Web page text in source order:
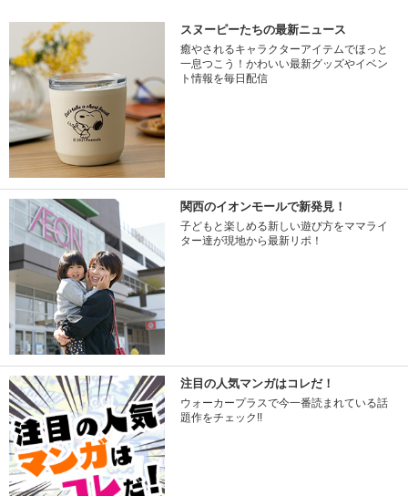
スヌーピーたちの最新ニュース
癒やされるキャラクターアイテムでほっと
一息つこう！かわいい最新グッズやイベン
ト情報を毎日配信
関西のイオンモールで新発見！
子どもと楽しめる新しい遊び方をママライ
ター達が現地から最新リポ！
注目の人気マンガはコレだ！
ウォーカープラスで今一番読まれている話
題作をチェック!!